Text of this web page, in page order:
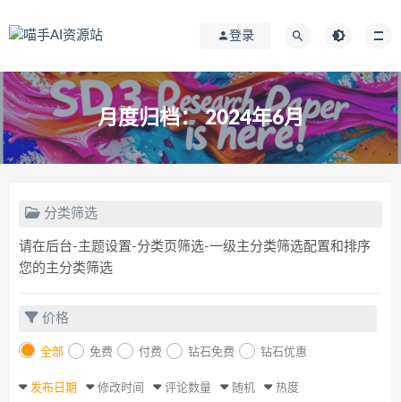
登录
月度归档：2024年6月
分类筛选
请在后台-主题设置-分类页筛选-一级主分类筛选配置和排序
您的主分类筛选
价格
全部 免费 付费 钻石免费 钻石优惠
发布日期 修改时间 评论数量 随机 热度